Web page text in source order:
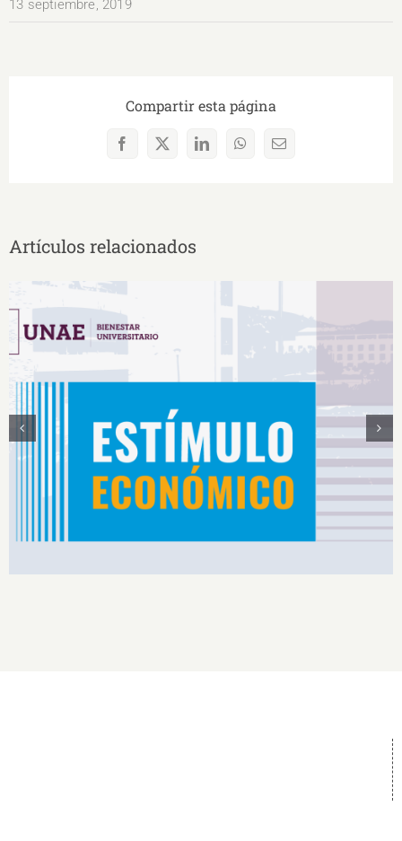
13 septiembre, 2019
Compartir esta página
Facebook
X LinkedInWhatsAppCorreo
Artículos relacionados
Estímulos Económicos para Deportistas de Alto
Rendimiento IS2026